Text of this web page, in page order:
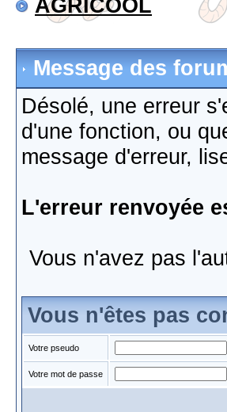
Message des
Désolé, une erreur
d'une fonction, ou
message d'erreur,
L'erreur renvoyée
Vous n'avez pas
Vous n'êtes pas
Votre pseudo
Votre mot de passe